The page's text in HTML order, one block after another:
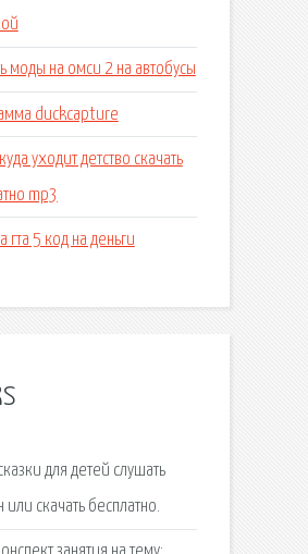
моды на омси 2 на автобусы
duckcapture
куда уходит детство скачать
mp3
гта 5 код на деньги
для детей слушать
или скачать бесплатно.